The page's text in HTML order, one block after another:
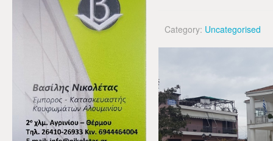
Category: Uncategorised